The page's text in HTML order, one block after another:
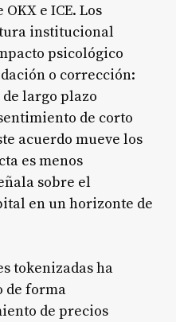
e ICE. Los
institucional
psicológico
o corrección:
largo plazo
de corto
acuerdo mueve los
es menos
sobre el
en un horizonte de
tokenizadas ha
de forma
de precios